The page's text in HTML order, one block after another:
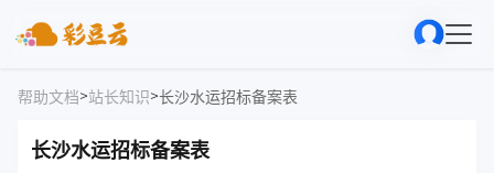
帮助文档>站长知识>长沙水运招标备案表
长沙水运招标备案表